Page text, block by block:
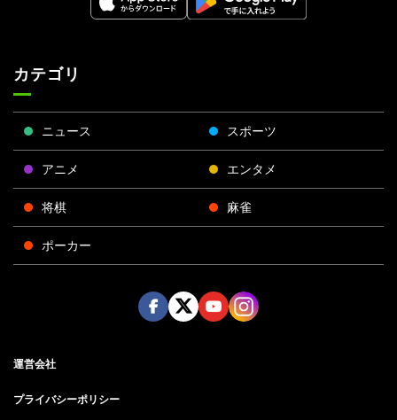
カテゴリ
ニュース スポーツ
アニメ エンタメ
将棋 麻雀
ポーカー
運営会社
プライバシーポリシー